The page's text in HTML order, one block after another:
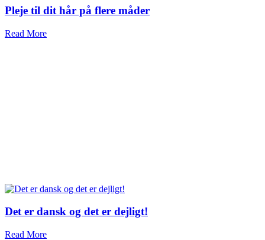
Pleje til dit hår på flere måder
Read More
Det er dansk og det er dejligt!
Read More